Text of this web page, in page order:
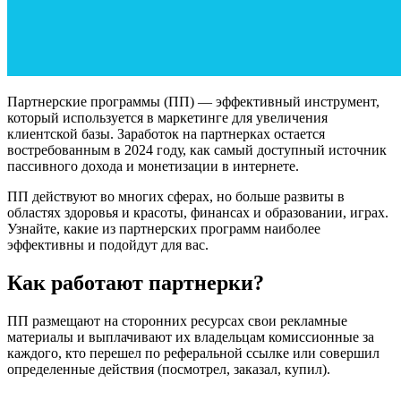
Партнерские программы (ПП) — эффективный инструмент,
который используется в маркетинге для увеличения
клиентской базы. Заработок на партнерках остается
востребованным в 2024 году, как самый доступный источник
пассивного дохода и монетизации в интернете.
ПП действуют во многих сферах, но больше развиты в
областях здоровья и красоты, финансах и образовании, играх.
Узнайте, какие из партнерских программ наиболее
эффективны и подойдут для вас.
Как работают партнерки?
ПП размещают на сторонних ресурсах свои рекламные
материалы и выплачивают их владельцам комиссионные за
каждого, кто перешел по реферальной ссылке или совершил
определенные действия (посмотрел, заказал, купил).